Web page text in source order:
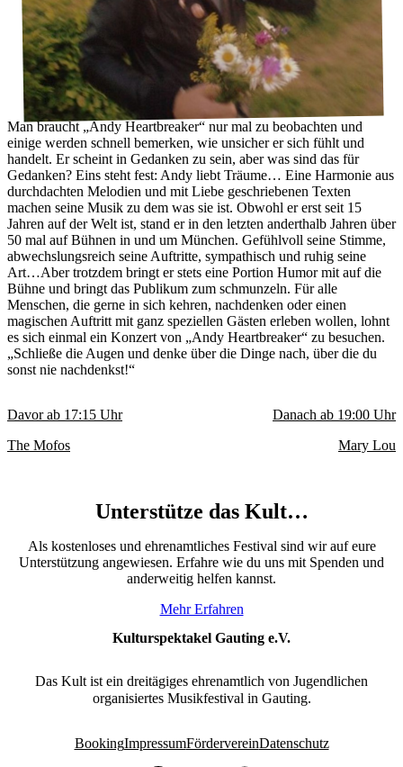
Man braucht „Andy Heartbreaker“ nur mal zu beobachten und
einige werden schnell bemerken, wie unsicher er sich fühlt und
handelt. Er scheint in Gedanken zu sein, aber was sind das für
Gedanken? Eins steht fest: Andy liebt Träume… Eine Harmonie aus
durchdachten Melodien und mit Liebe geschriebenen Texten
machen seine Musik zu dem was sie ist. Obwohl er erst seit 15
Jahren auf der Welt ist, stand er in den letzten anderthalb Jahren über
50 mal auf Bühnen in und um München. Gefühlvoll seine Stimme,
abwechslungsreich seine Auftritte, sympathisch und ruhig seine
Art…Aber trotzdem bringt er stets eine Portion Humor mit auf die
Bühne und bringt das Publikum zum schmunzeln. Für alle
Menschen, die gerne in sich kehren, nachdenken oder einen
magischen Auftritt mit ganz speziellen Gästen erleben wollen, lohnt
es sich einmal ein Konzert von „Andy Heartbreaker“ zu besuchen.
„Schließe die Augen und denke über die Dinge nach, über die du
sonst nie nachdenkst!“
Davor ab 17:15 Uhr
The Mofos
Danach ab 19:00 Uhr
Mary Lou
Unterstütze das Kult…
Als kostenloses und ehrenamtliches Festival sind wir auf eure
Unterstützung angewiesen. Erfahre wie du uns mit Spenden und
anderweitig helfen kannst.
Mehr Erfahren
Kulturspektakel Gauting e.V.
Das Kult ist ein dreitägiges ehrenamtlich von Jugendlichen
organisiertes Musikfestival in Gauting.
BookingImpressumFördervereinDatenschutz